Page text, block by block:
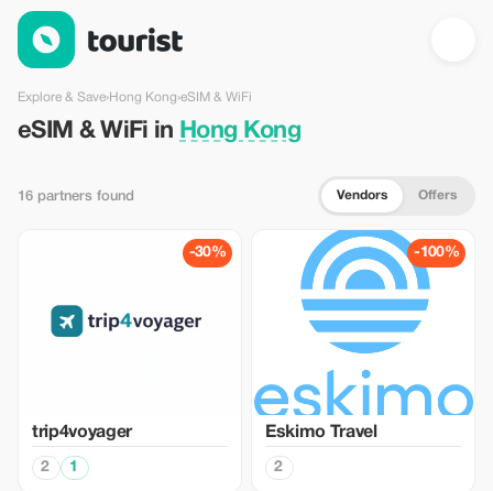
eSIM & WiFi in Hong Kong — Tourist
Explore & Save›Hong Kong›eSIM & WiFi
eSIM & WiFi in Hong Kong
16 partners found Vendors Offers
-30%
trip4voyager
2 1
-100%
Eskimo Travel
2